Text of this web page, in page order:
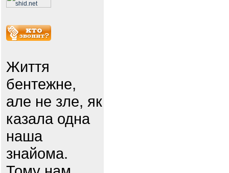
Життя
бентежне,
але не зле, як
казала одна
наша
знайома.